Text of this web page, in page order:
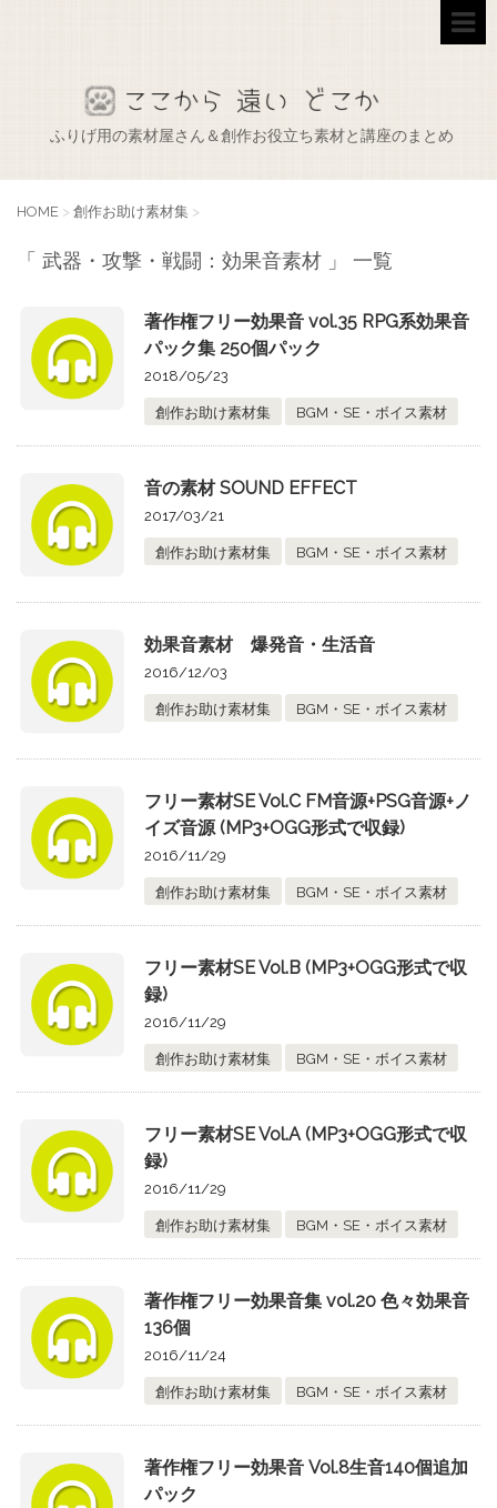
ふりげ用の素材屋さん＆創作お役立ち素材と講座のまとめ
HOME > 創作お助け素材集 >
「 武器・攻撃・戦闘：効果音素材 」 一覧
著作権フリー効果音 vol.35 RPG系効果音
パック集 250個パック
2018/05/23
創作お助け素材集 BGM・SE・ボイス素材
音の素材 SOUND EFFECT
2017/03/21
創作お助け素材集 BGM・SE・ボイス素材
効果音素材 爆発音・生活音
2016/12/03
創作お助け素材集 BGM・SE・ボイス素材
フリー素材SE Vol.C FM音源+PSG音源+ノ
イズ音源 (MP3+OGG形式で収録)
2016/11/29
創作お助け素材集 BGM・SE・ボイス素材
フリー素材SE Vol.B (MP3+OGG形式で収
録)
2016/11/29
創作お助け素材集 BGM・SE・ボイス素材
フリー素材SE Vol.A (MP3+OGG形式で収
録)
2016/11/29
創作お助け素材集 BGM・SE・ボイス素材
著作権フリー効果音集 vol.20 色々効果音
136個
2016/11/24
創作お助け素材集 BGM・SE・ボイス素材
著作権フリー効果音 Vol.8生音140個追加
パック